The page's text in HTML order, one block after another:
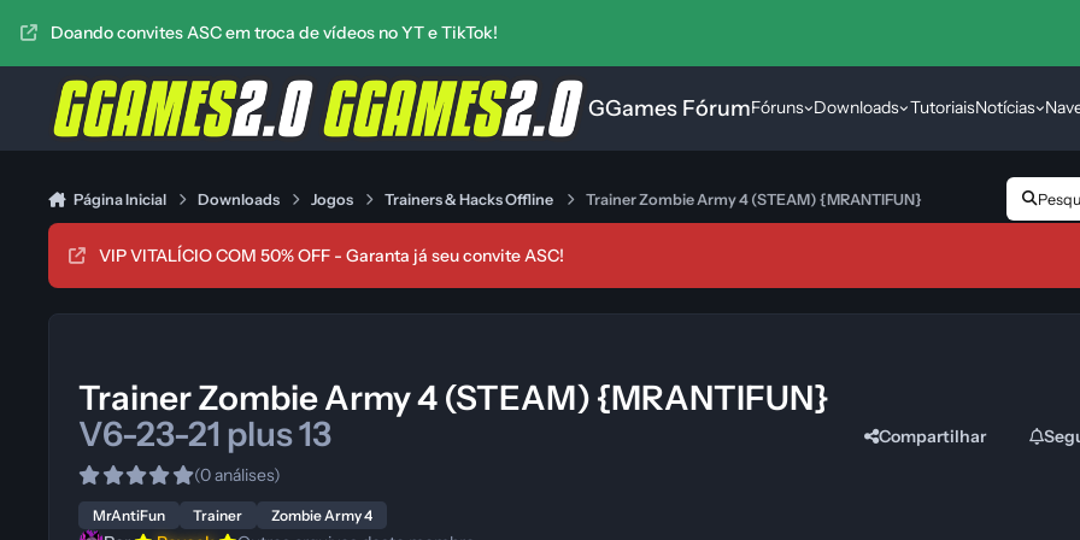
Doando convites ASC em troca de vídeos no YT e TikTok!
GGames FórumFóruns Downloads TutoriaisNotícias
Página Inicial Downloads Jogos Trainers & Hacks Offline Trainer Zombie Army 4 (STEAM) {MRANTIFUN}
VIP VITALÍCIO COM 50% OFF - Garanta já seu convite ASC!
Trainer Zombie Army 4 (STEAM) {MRANTIFUN}
V6-23-21 plus 13
(0 análises)
MrAntiFun Trainer Zombie Army 4
Compartilhar